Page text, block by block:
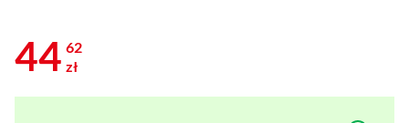
44 62
zł